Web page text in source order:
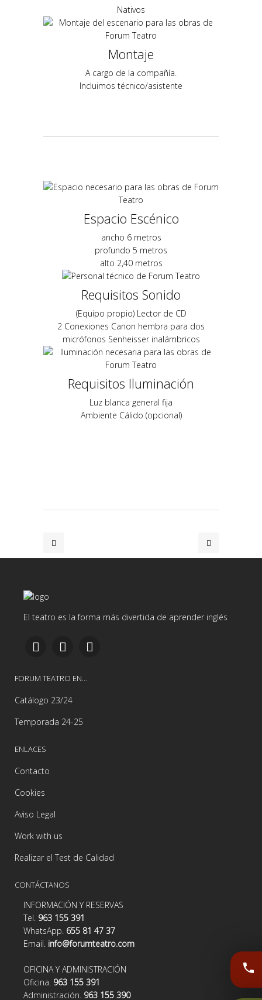
Nativos
Montaje
A cargo de la compañía.
Incluimos técnico/asistente
Espacio Escénico
ancho 6 metros
profundo 5 metros
alto 2,40 metros
Requisitos Sonido
(Equipo propio) Lector de CD
2 Conexiones Canon hembra para dos
micrófonos Senheisser inalámbricos
Requisitos Iluminación
Luz blanca general fija
Ambiente Cálido (opcional)
El teatro es la forma más divertida de aprender inglés
FORUM TEATRO EN…
Catálogo 23/24
Temporada 24-25
ENLACES
Contacto
Cookies
Aviso Legal
Work with us
Realizar el Test de Calidad
CONTÁCTANOS
INFORMACIÓN Y RESERVAS
Tel. 963 155 391
WhatsApp. 655 81 47 37
Email. info@forumteatro.com
OFICINA Y ADMINISTRACIÓN
Oficina. 963 155 391
Administración. 963 155 390
phone